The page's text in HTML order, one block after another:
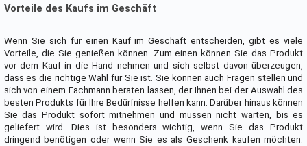
Vorteile des Kaufs im Geschäft
Wenn Sie sich für einen Kauf im Geschäft entscheiden, gibt es viele
Vorteile, die Sie genießen können. Zum einen können Sie das Produkt
vor dem Kauf in die Hand nehmen und sich selbst davon überzeugen,
dass es die richtige Wahl für Sie ist. Sie können auch Fragen stellen und
sich von einem Fachmann beraten lassen, der Ihnen bei der Auswahl des
besten Produkts für Ihre Bedürfnisse helfen kann. Darüber hinaus können
Sie das Produkt sofort mitnehmen und müssen nicht warten, bis es
geliefert wird. Dies ist besonders wichtig, wenn Sie das Produkt
dringend benötigen oder wenn Sie es als Geschenk kaufen möchten.